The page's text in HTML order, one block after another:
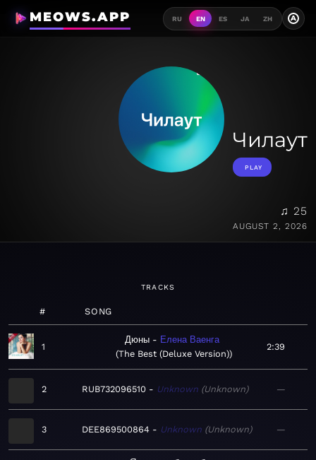
MEOWS.APP RU EN ES JA ZH A
Чилаут
PLAY
♫ 25
AUGUST 2, 2026
TRACKS
# SONG
1
Дюны
Елена Ваенга
The Best (Deluxe Version)
2:39
2 RUB732096510 Unknown Unknown —
3 DEE869500864 Unknown Unknown —